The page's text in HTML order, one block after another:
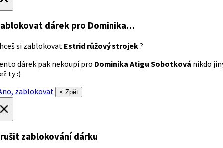
dárek pro Dominika…
si zablokovat Estrid růžový strojek?
dárek pak nekoupí pro Dominika Atigu Sobotková nikdo
ty :)
zablokovat
× Zpět
zablokování dárku